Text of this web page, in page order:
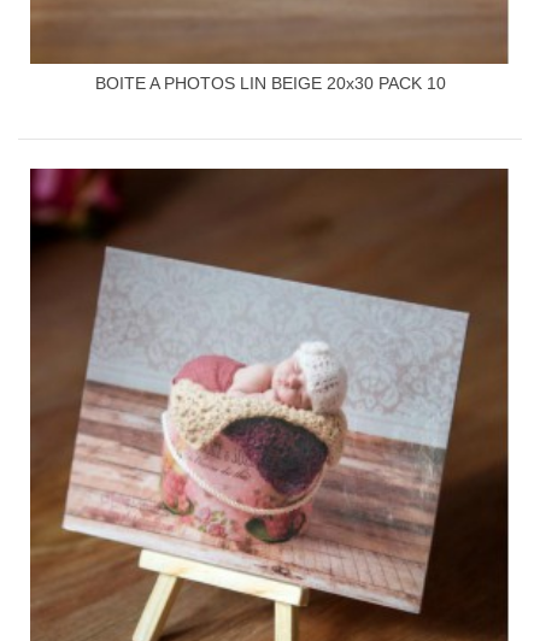
BOITE A PHOTOS LIN BEIGE 20x30 PACK 10